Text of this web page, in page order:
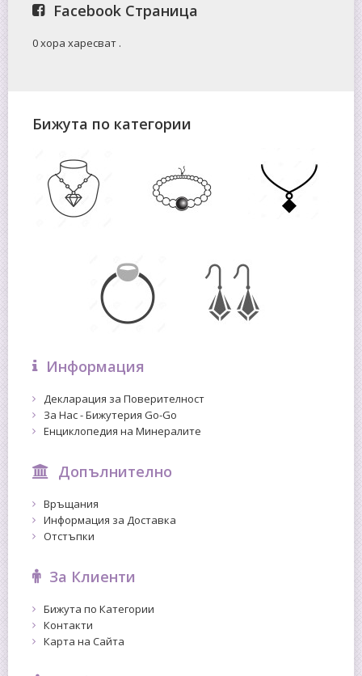
Facebook Страница
0 хора харесват .
Бижута по категории
Информация
Декларация за Поверителност
За Нас - Бижутерия Go-Go
Енциклопедия на Минералите
Допълнително
Връщания
Информация за Доставка
Отстъпки
За Клиенти
Бижута по Категории
Контакти
Карта на Сайта